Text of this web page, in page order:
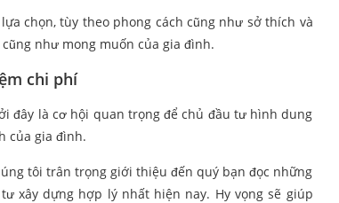
chọn, tùy theo phong cách cũng như sở thích và
như mong muốn của gia đình.
chi phí
đây là cơ hội quan trọng để chủ đầu tư hình dung
của gia đình.
tôi trân trọng giới thiệu đến quý bạn đọc những
xây dựng hợp lý nhất hiện nay. Hy vọng sẽ giúp